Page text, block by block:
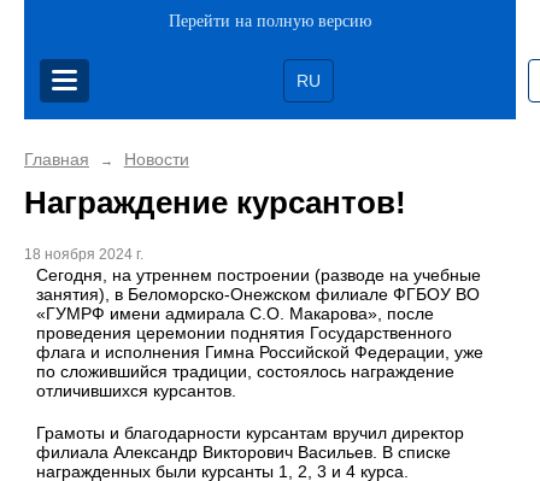
Перейти на полную версию
RU
Главная → Новости
Награждение курсантов!
18 ноября 2024 г.
Сегодня, на утреннем построении (разводе на учебные
занятия), в Беломорско-Онежском филиале ФГБОУ ВО
«ГУМРФ имени адмирала С.О. Макарова», после
проведения церемонии поднятия Государственного
флага и исполнения Гимна Российской Федерации, уже
по сложившийся традиции, состоялось награждение
отличившихся курсантов.
Грамоты и благодарности курсантам вручил директор
филиала Александр Викторович Васильев. В списке
награжденных были курсанты 1, 2, 3 и 4 курса.